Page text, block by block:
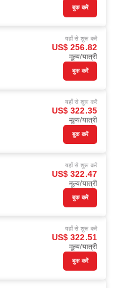
बुक करें
यहाँ से शुरू करें
US$ 256.82
मूल्य/यात्री
बुक करें
यहाँ से शुरू करें
US$ 322.35
मूल्य/यात्री
बुक करें
यहाँ से शुरू करें
US$ 322.47
मूल्य/यात्री
बुक करें
यहाँ से शुरू करें
US$ 322.51
मूल्य/यात्री
बुक करें